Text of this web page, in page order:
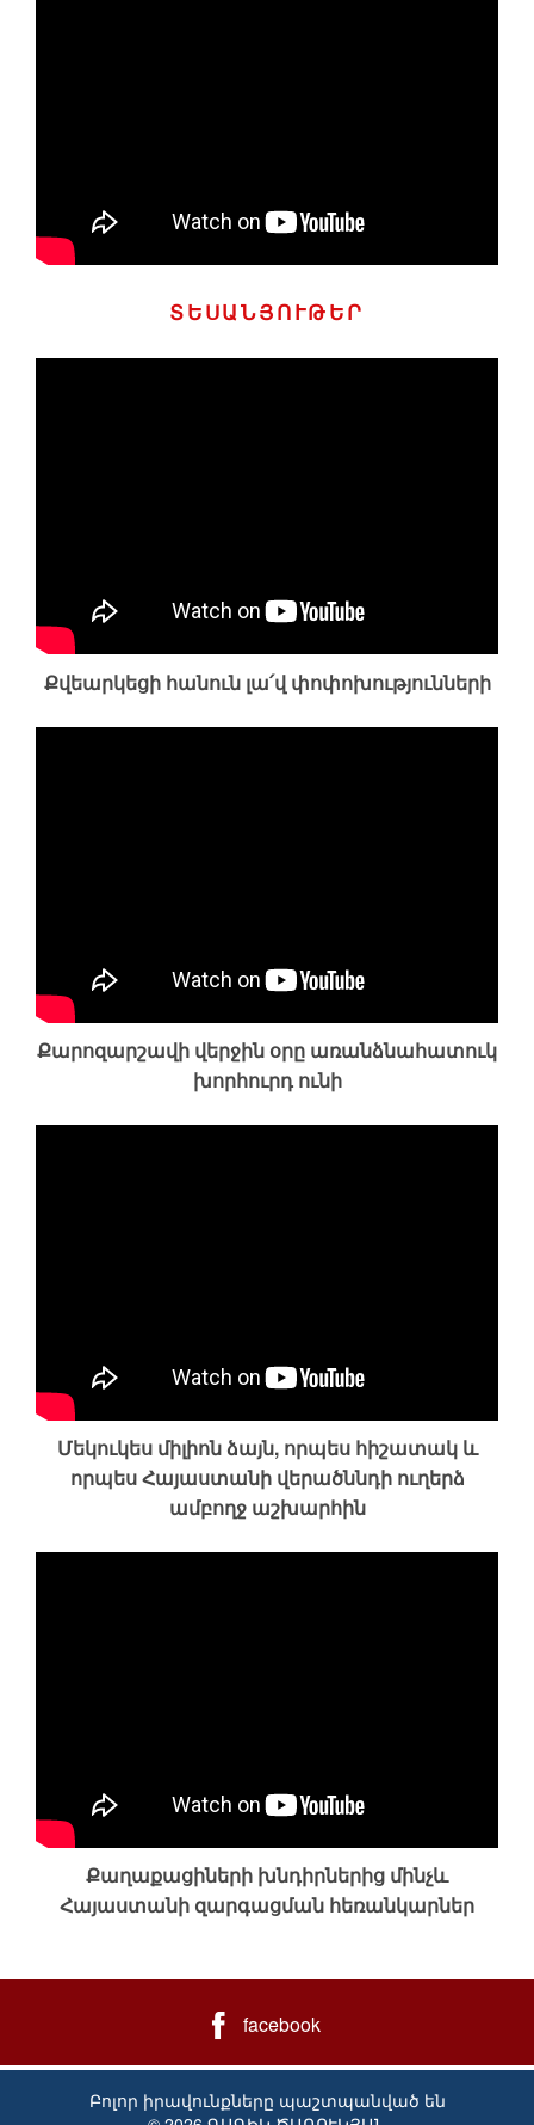
ՏԵՍԱՆՅՈՒԹԵՐ
Քվեարկեցի հանուն լա՛վ փոփոխությունների
Քարոզարշավի վերջին օրը առանձնահատուկ
խորհուրդ ունի
Մեկուկես միլիոն ձայն, որպես հիշատակ և
որպես Հայաստանի վերածննդի ուղերձ
ամբողջ աշխարհին
Քաղաքացիների խնդիրներից մինչև
Հայաստանի զարգացման հեռանկարներ
facebook
Բոլոր իրավունքները պաշտպանված են